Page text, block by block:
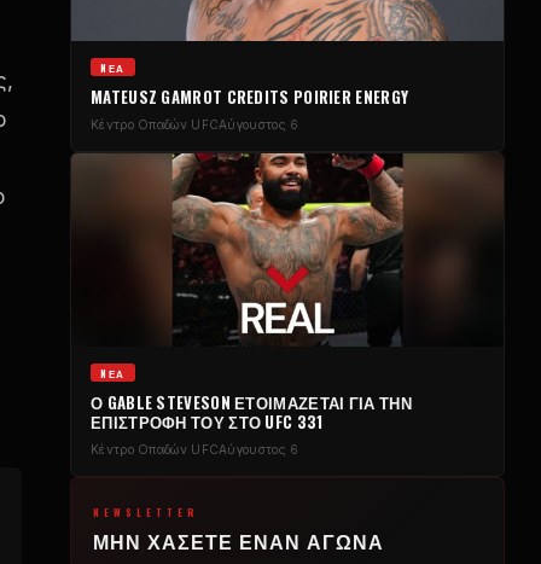
NΈΑ
MATEUSZ GAMROT CREDITS POIRIER ENERGY
Κέντρο Οπαδών UFCΑύγουστος 6
NΈΑ
Ο GABLE STEVESON ΕΤΟΙΜΆΖΕΤΑΙ ΓΙΑ ΤΗΝ
ΕΠΙΣΤΡΟΦΉ ΤΟΥ ΣΤΟ UFC 331
Κέντρο Οπαδών UFCΑύγουστος 6
NEWSLETTER
ΜΗΝ ΧΆΣΕΤΕ ΈΝΑΝ ΑΓΏΝΑ